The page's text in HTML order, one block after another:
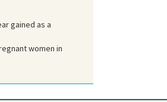
gained as a
women in